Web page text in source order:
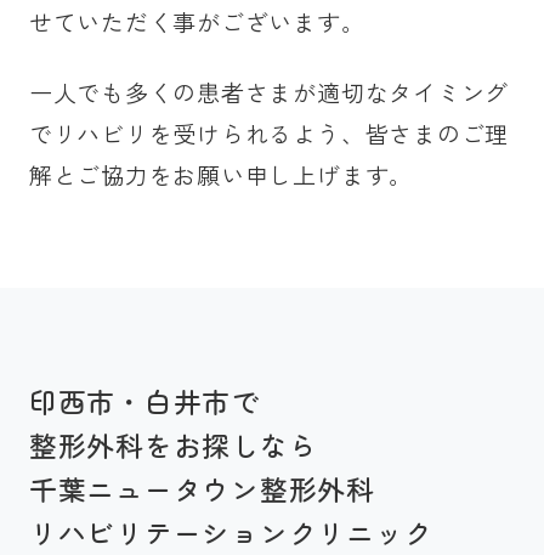
せていただく事がございます。
一人でも多くの患者さまが適切なタイミング
でリハビリを受けられるよう、皆さまのご理
解とご協力をお願い申し上げます。
印西市・白井市で
整形外科をお探しなら
千葉ニュータウン整形外科
リハビリテーションクリニック